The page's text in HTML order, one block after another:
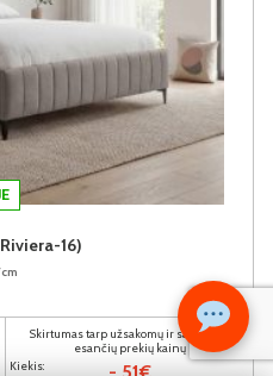
Kiekis:
16)
Skirtumas tarp užsakomų ir sandėlyje
esančių prekių kainų
- 51€